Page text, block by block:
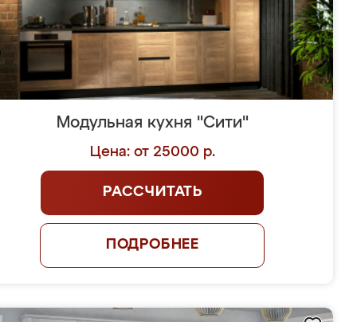
Модульная кухня "Сити"
Цена: от 25000 р.
РАССЧИТАТЬ
ПОДРОБНЕЕ